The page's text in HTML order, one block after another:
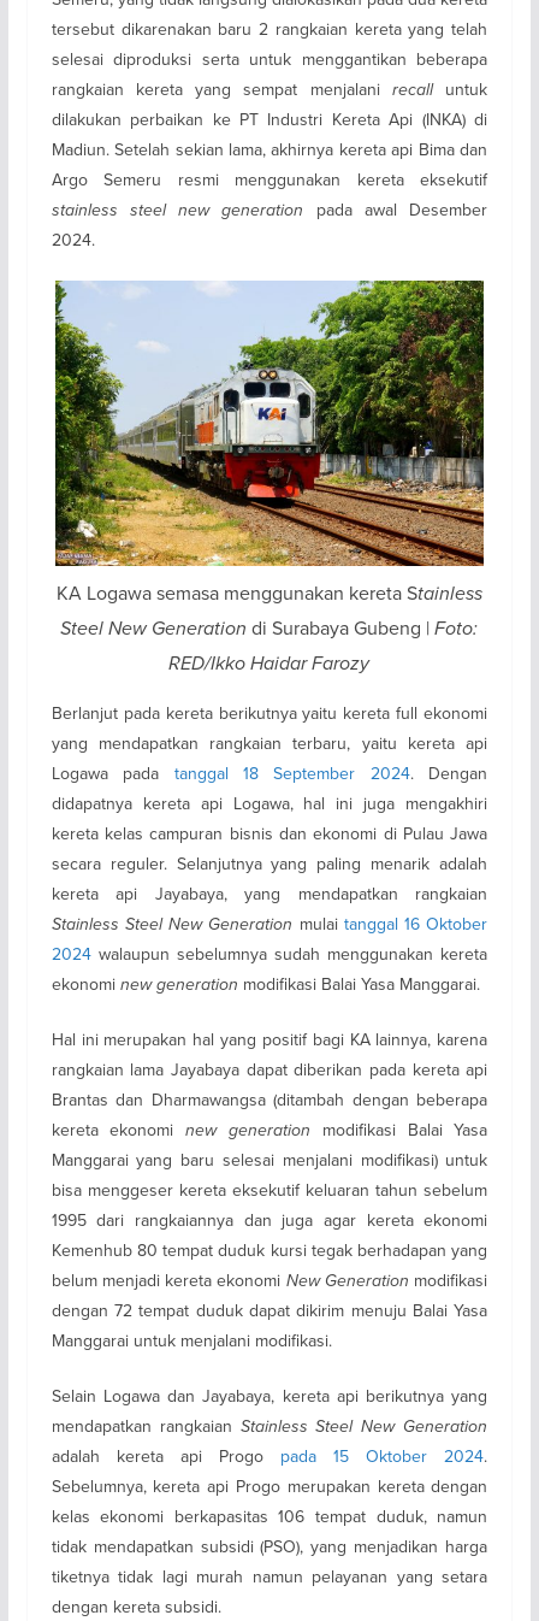
tersebut dikarenakan baru 2 rangkaian kereta yang telah
selesai diproduksi serta untuk menggantikan beberapa
rangkaian kereta yang sempat menjalanirecall untuk
dilakukan perbaikan ke PT Industri Kereta Api (INKA) di
Madiun. Setelah sekian lama, akhirnya kereta api Bima dan
Argo Semeru resmi menggunakan kereta eksekutif
stainless steel new generation pada awal Desember
2024.
KA Logawa semasa menggunakan kereta Stainless
Steel New Generation di Surabaya Gubeng |Foto:
RED/Ikko Haidar Farozy
Berlanjut pada kereta berikutnya yaitu kereta full ekonomi
yang mendapatkan rangkaian terbaru, yaitu kereta api
Logawa pada tanggal 18 September 2024. Dengan
didapatnya kereta api Logawa, hal ini juga mengakhiri
kereta kelas campuran bisnis dan ekonomi di Pulau Jawa
secara reguler. Selanjutnya yang paling menarik adalah
kereta api Jayabaya, yang mendapatkan rangkaian
Stainless Steel New Generation mulai tanggal 16 Oktober
2024 walaupun sebelumnya sudah menggunakan kereta
ekonomi new generation modifikasi Balai Yasa Manggarai.
Hal ini merupakan hal yang positif bagi KA lainnya, karena
rangkaian lama Jayabaya dapat diberikan pada kereta api
Brantas dan Dharmawangsa (ditambah dengan beberapa
kereta ekonominew generation modifikasi Balai Yasa
Manggarai yang baru selesai menjalani modifikasi) untuk
bisa menggeser kereta eksekutif keluaran tahun sebelum
1995 dari rangkaiannya dan juga agar kereta ekonomi
Kemenhub 80 tempat duduk kursi tegak berhadapan yang
belum menjadi kereta ekonomi New Generation modifikasi
dengan 72 tempat duduk dapat dikirim menuju Balai Yasa
Manggarai untuk menjalani modifikasi.
Selain Logawa dan Jayabaya, kereta api berikutnya yang
mendapatkan rangkaian Stainless Steel New Generation
adalah kereta api Progo pada 15 Oktober 2024.
Sebelumnya, kereta api Progo merupakan kereta dengan
kelas ekonomi berkapasitas 106 tempat duduk, namun
tidak mendapatkan subsidi (PSO), yang menjadikan harga
tiketnya tidak lagi murah namun pelayanan yang setara
dengan kereta subsidi.